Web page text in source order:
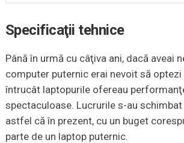
Specificaţii tehnice
Până în urmă cu câţiva ani, dacă aveai
computer puternic erai nevoit să optezi
întrucât laptopurile ofereau
spectaculoase. Lucrurile s-au
astfel că în prezent, cu un buget
parte de un laptop puternic.